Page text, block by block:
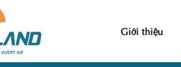
Giới thiệu